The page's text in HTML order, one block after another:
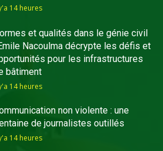
14 heures
et qualités dans le génie civil
Nacoulma décrypte les défis et
pour les infrastructures
bâtiment
14 heures
non violente : une
de journalistes outillés
14 heures